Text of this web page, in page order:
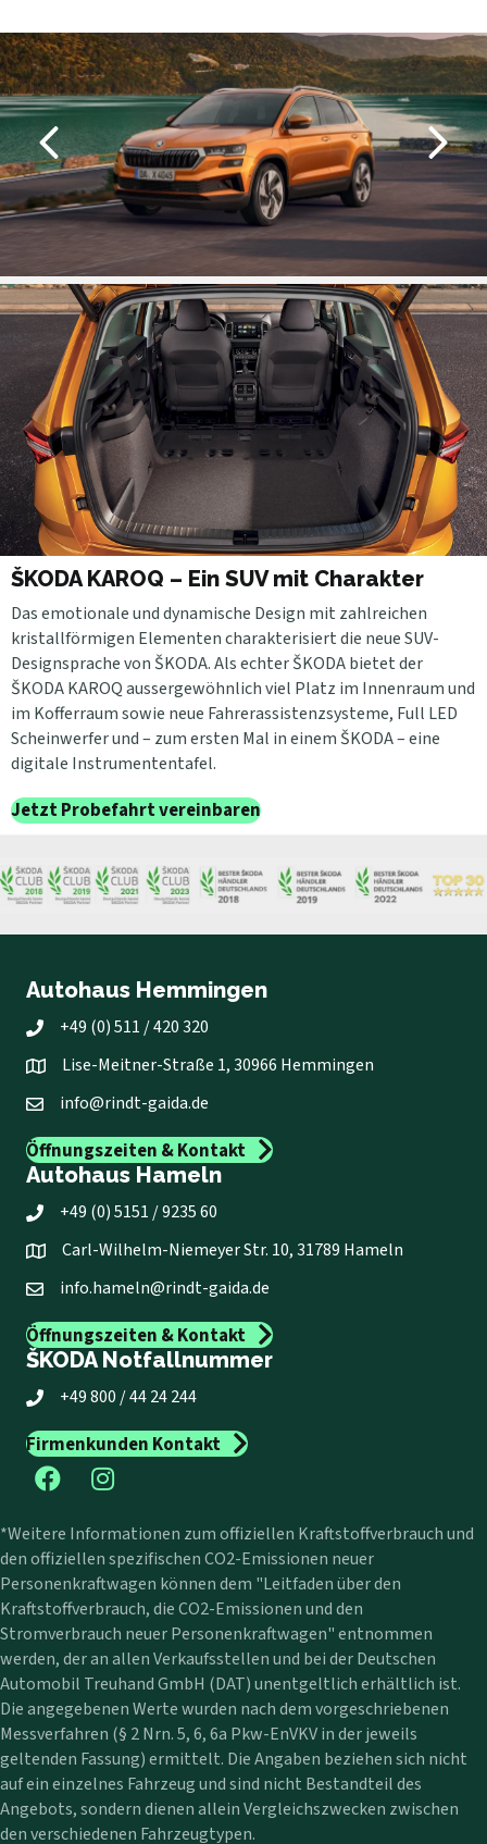
ŠKODA KAROQ – Ein SUV mit Charakter
Das emotionale und dynamische Design mit zahlreichen
kristallförmigen Elementen charakterisiert die neue SUV-
Designsprache von ŠKODA. Als echter ŠKODA bietet der
ŠKODA KAROQ aussergewöhnlich viel Platz im Innenraum und
im Kofferraum sowie neue Fahrerassistenzsysteme, Full LED
Scheinwerfer und – zum ersten Mal in einem ŠKODA – eine
digitale Instrumententafel.
Jetzt Probefahrt vereinbaren
Autohaus Hemmingen
+49 (0) 511 / 420 320
Lise-Meitner-Straße 1, 30966 Hemmingen
info@rindt-gaida.de
Öffnungszeiten & Kontakt
Autohaus Hameln
+49 (0) 5151 / 9235 60
Carl-Wilhelm-Niemeyer Str. 10, 31789 Hameln
info.hameln@rindt-gaida.de
Öffnungszeiten & Kontakt
ŠKODA Notfallnummer
+49 800 / 44 24 244
Firmenkunden Kontakt
*Weitere Informationen zum offiziellen Kraftstoffverbrauch und
den offiziellen spezifischen CO2-Emissionen neuer
Personenkraftwagen können dem "Leitfaden über den
Kraftstoffverbrauch, die CO2-Emissionen und den
Stromverbrauch neuer Personenkraftwagen" entnommen
werden, der an allen Verkaufsstellen und bei der Deutschen
Automobil Treuhand GmbH (DAT) unentgeltlich erhältlich ist.
Die angegebenen Werte wurden nach dem vorgeschriebenen
Messverfahren (§ 2 Nrn. 5, 6, 6a Pkw-EnVKV in der jeweils
geltenden Fassung) ermittelt. Die Angaben beziehen sich nicht
auf ein einzelnes Fahrzeug und sind nicht Bestandteil des
Angebots, sondern dienen allein Vergleichszwecken zwischen
den verschiedenen Fahrzeugtypen.